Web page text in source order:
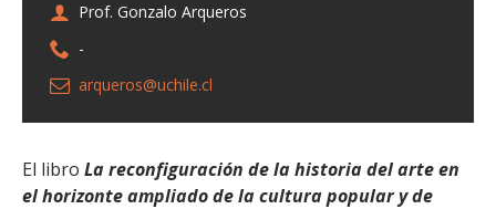
Prof. Gonzalo Arqueros
-
arqueros@uchile.cl
El libro La reconfiguración de la historia del arte en
el horizonte ampliado de la cultura popular y de